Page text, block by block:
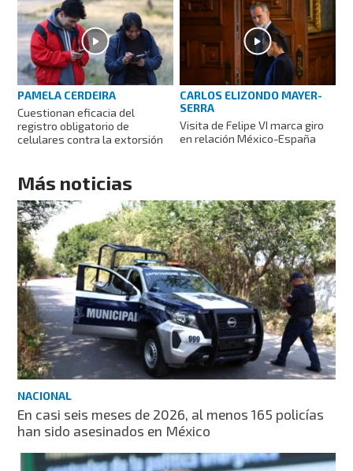
PAMELA CERDEIRA
Cuestionan eficacia del
registro obligatorio de
celulares contra la extorsión
CARLOS ELIZONDO MAYER-
SERRA
Visita de Felipe VI marca giro
en relación México-España
Más noticias
NACIONAL
En casi seis meses de 2026, al menos 165 policías
han sido asesinados en México